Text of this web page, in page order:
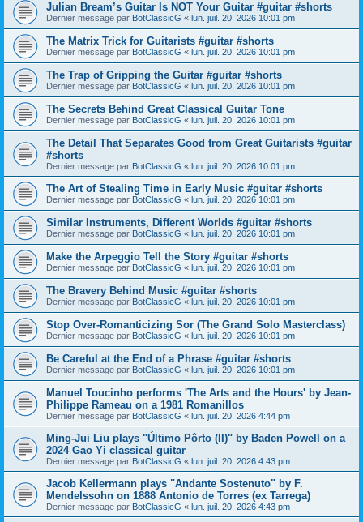
Julian Bream’s Guitar Is NOT Your Guitar #guitar #shorts
Dernier message par BotClassicG « lun. juil. 20, 2026 10:01 pm
The Matrix Trick for Guitarists #guitar #shorts
Dernier message par BotClassicG « lun. juil. 20, 2026 10:01 pm
The Trap of Gripping the Guitar #guitar #shorts
Dernier message par BotClassicG « lun. juil. 20, 2026 10:01 pm
The Secrets Behind Great Classical Guitar Tone
Dernier message par BotClassicG « lun. juil. 20, 2026 10:01 pm
The Detail That Separates Good from Great Guitarists #guitar
#shorts
Dernier message par BotClassicG « lun. juil. 20, 2026 10:01 pm
The Art of Stealing Time in Early Music #guitar #shorts
Dernier message par BotClassicG « lun. juil. 20, 2026 10:01 pm
Similar Instruments, Different Worlds #guitar #shorts
Dernier message par BotClassicG « lun. juil. 20, 2026 10:01 pm
Make the Arpeggio Tell the Story #guitar #shorts
Dernier message par BotClassicG « lun. juil. 20, 2026 10:01 pm
The Bravery Behind Music #guitar #shorts
Dernier message par BotClassicG « lun. juil. 20, 2026 10:01 pm
Stop Over-Romanticizing Sor (The Grand Solo Masterclass)
Dernier message par BotClassicG « lun. juil. 20, 2026 10:01 pm
Be Careful at the End of a Phrase #guitar #shorts
Dernier message par BotClassicG « lun. juil. 20, 2026 10:01 pm
Manuel Toucinho performs 'The Arts and the Hours' by Jean-
Philippe Rameau on a 1981 Romanillos
Dernier message par BotClassicG « lun. juil. 20, 2026 4:44 pm
Ming-Jui Liu plays "Último Pôrto (II)" by Baden Powell on a
2024 Gao Yi classical guitar
Dernier message par BotClassicG « lun. juil. 20, 2026 4:43 pm
Jacob Kellermann plays "Andante Sostenuto" by F.
Mendelssohn on 1888 Antonio de Torres (ex Tarrega)
Dernier message par BotClassicG « lun. juil. 20, 2026 4:43 pm